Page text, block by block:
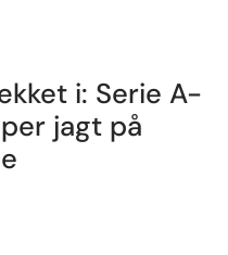
i: Serie A-
jagt på